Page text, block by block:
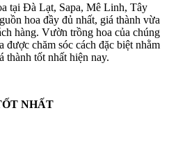
tại Đà Lạt, Sapa, Mê Linh, Tây
hoa đầy đủ nhất, giá thành vừa
hàng. Vườn trồng hoa của chúng
chăm sóc cách đặc biệt nhằm
thành tốt nhất hiện nay.
NHẤT